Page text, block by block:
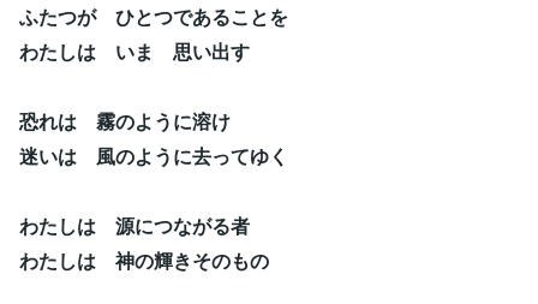
ふたつが ひとつであることを
わたしは いま 思い出す
恐れは 霧のように溶け
迷いは 風のように去ってゆく
わたしは 源につながる者
わたしは 神の輝きそのもの